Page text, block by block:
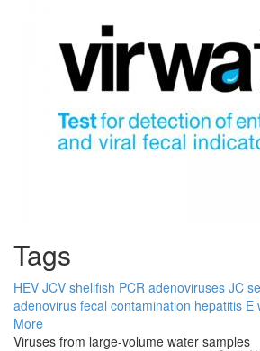
Tags
HEV JCV shellfish PCR adenoviruses JC
adenovirus fecal contamination hepatitis E
More
Viruses from large-volume water samples